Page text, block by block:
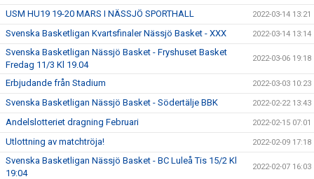
USM HU19 19-20 MARS I NÄSSJÖ SPORTHALL 2022-03-14 13:21
Svenska Basketligan Kvartsfinaler Nässjö Basket - XXX 2022-03-14 13:14
Svenska Basketligan Nässjö Basket - Fryshuset Basket
Fredag 11/3 Kl 19.04
2022-03-06 19:18
Erbjudande från Stadium 2022-03-03 10:23
Svenska Basketligan Nässjö Basket - Södertälje BBK 2022-02-22 13:43
Andelslotteriet dragning Februari 2022-02-15 07:01
Utlottning av matchtröja! 2022-02-09 17:18
Svenska Basketligan Nässjö Basket - BC Luleå Tis 15/2 Kl
19:04
2022-02-07 16:03